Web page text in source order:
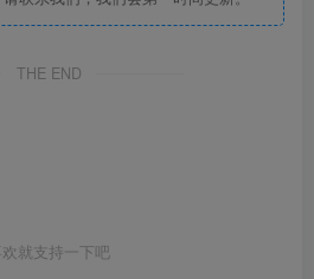
THE END
欢就支持一下吧